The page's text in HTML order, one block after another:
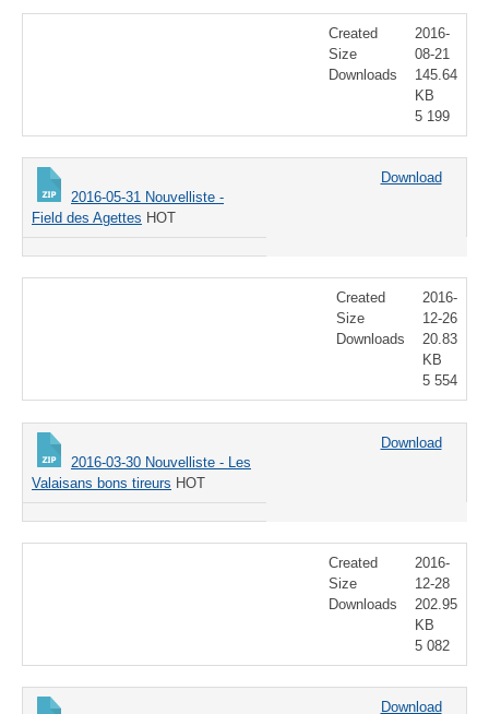
Created
Size
Downloads
2016-
08-21
145.64
KB
5 199
2016-05-31 Nouvelliste -
Field des Agettes HOT
Download
Created
Size
Downloads
2016-
12-26
20.83
KB
5 554
2016-03-30 Nouvelliste - Les
Valaisans bons tireurs HOT
Download
Created
Size
Downloads
2016-
12-28
202.95
KB
5 082
Download